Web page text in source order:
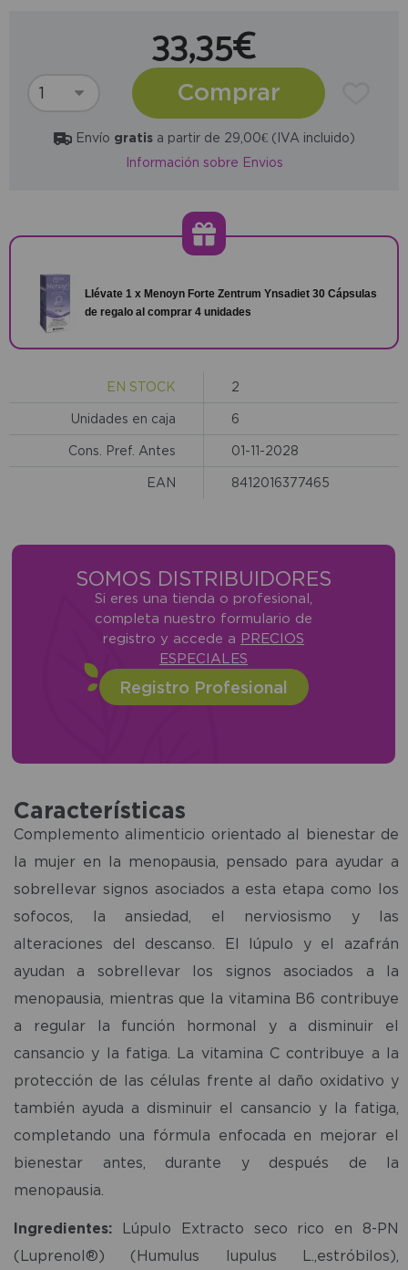
33,35€
Comprar
Envío gratisa partir de 29,00€ (IVA incluido)
Información sobre Envios
Llévate 1 x Menoyn Forte Zentrum Ynsadiet 30 Cápsulas
de regalo al comprar 4 unidades
EN STOCK 2
Unidades en caja 6
Cons. Pref. Antes 01-11-2028
EAN 8412016377465
SOMOS DISTRIBUIDORES
Si eres una tienda o profesional,
completa nuestro formulario de
registro y accede a PRECIOS
ESPECIALES
Registro Profesional
Características
Complemento alimenticio orientado al bienestar de
la mujer en la menopausia, pensado para ayudar a
sobrellevar signos asociados a esta etapa como los
sofocos, la ansiedad, el nerviosismo y las
alteraciones del descanso. El lúpulo y el azafrán
ayudan a sobrellevar los signos asociados a la
menopausia, mientras que la vitamina B6 contribuye
a regular la función hormonal y a disminuir el
cansancio y la fatiga. La vitamina C contribuye a la
protección de las células frente al daño oxidativo y
también ayuda a disminuir el cansancio y la fatiga,
completando una fórmula enfocada en mejorar el
bienestar antes, durante y después de la
menopausia.
Ingredientes: Lúpulo Extracto seco rico en 8-PN
(Luprenol®) (Humulus lupulus L.,estróbilos),